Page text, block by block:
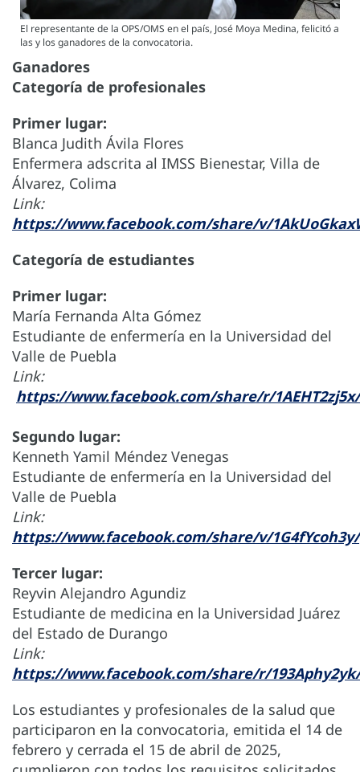
El representante de la OPS/OMS en el país, José Moya Medina, felicitó a
las y los ganadores de la convocatoria.
Ganadores
Categoría de profesionales
Primer lugar:
Blanca Judith Ávila Flores
Enfermera adscrita al IMSS Bienestar, Villa de
Álvarez, Colima
Link:
https://www.facebook.com/share/v/
Categoría de estudiantes
Primer lugar:
María Fernanda Alta Gómez
Estudiante de enfermería en la Universidad del
Valle de Puebla
Link:
https://www.facebook.com/share/r/1AEHT2zj5x/
Segundo lugar:
Kenneth Yamil Méndez Venegas
Estudiante de enfermería en la Universidad del
Valle de Puebla
Link:
https://www.facebook.com/share/v/1G4fYcoh3y/
Tercer lugar:
Reyvin Alejandro Agundiz
Estudiante de medicina en la Universidad Juárez
del Estado de Durango
Link:
https://www.facebook.com/share/r/193Aphy2yk/
Los estudiantes y profesionales de la salud que
participaron en la convocatoria, emitida el 14 de
febrero y cerrada el 15 de abril de 2025,